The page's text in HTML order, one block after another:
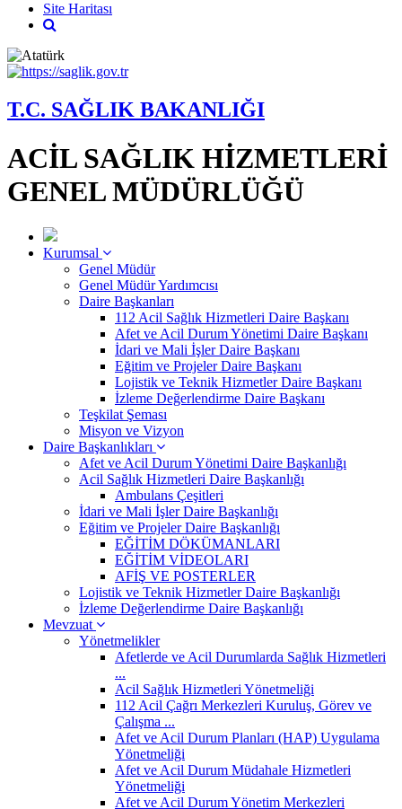
Site Haritası
T.C. SAĞLIK BAKANLIĞI
ACİL SAĞLIK HİZMETLERİ
GENEL MÜDÜRLÜĞÜ
Kurumsal
Genel Müdür
Genel Müdür Yardımcısı
Daire Başkanları
112 Acil Sağlık Hizmetleri Daire Başkanı
Afet ve Acil Durum Yönetimi Daire Başkanı
İdari ve Mali İşler Daire Başkanı
Eğitim ve Projeler Daire Başkanı
Lojistik ve Teknik Hizmetler Daire Başkanı
İzleme Değerlendirme Daire Başkanı
Teşkilat Şeması
Misyon ve Vizyon
Daire Başkanlıkları
Afet ve Acil Durum Yönetimi Daire Başkanlığı
Acil Sağlık Hizmetleri Daire Başkanlığı
Ambulans Çeşitleri
İdari ve Mali İşler Daire Başkanlığı
Eğitim ve Projeler Daire Başkanlığı
EĞİTİM DÖKÜMANLARI
EĞİTİM VİDEOLARI
AFİŞ VE POSTERLER
Lojistik ve Teknik Hizmetler Daire Başkanlığı
İzleme Değerlendirme Daire Başkanlığı
Mevzuat
Yönetmelikler
Afetlerde ve Acil Durumlarda Sağlık Hizmetleri
...
Acil Sağlık Hizmetleri Yönetmeliği
112 Acil Çağrı Merkezleri Kuruluş, Görev ve
Çalışma ...
Afet ve Acil Durum Planları (HAP) Uygulama
Yönetmeliği
Afet ve Acil Durum Müdahale Hizmetleri
Yönetmeliği
Afet ve Acil Durum Yönetim Merkezleri